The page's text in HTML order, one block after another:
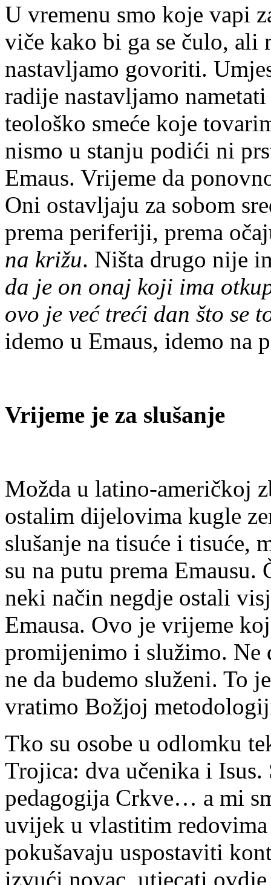
U vremenu smo koje vapi
viče kako bi ga se čulo, ali
nastavljamo govoriti.
radije nastavljamo
teološko smeće koje
nismo u stanju podići ni
Emaus. Vrijeme da
Oni ostavljaju za sobom
prema periferiji, prema
na križu. Ništa drugo nije
da je on onaj koji ima
ovo je već treći dan što se
idemo u Emaus, idemo na
Vrijeme je za slušanje
Možda u latino-američkoj
ostalim dijelovima kugle
slušanje na tisuće i tisuće,
su na putu prema Emausu.
neki način negdje ostali
Emausa. Ovo je vrijeme
promijenimo i služimo. Ne
ne da budemo služeni. To
vratimo Božjoj
Tko su osobe u odlomku
Trojica: dva učenika i Isus.
pedagogija Crkve… a mi
uvijek u vlastitim
pokušavaju uspostaviti
izvući novac, utjecati